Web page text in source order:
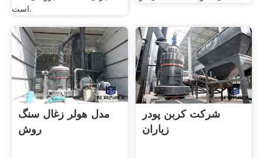
است.
مدل هولر زغال سنگ
روش
شرکت کربن پودر
زیاران